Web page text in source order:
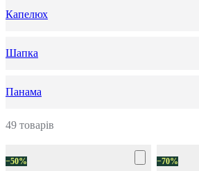
Капелюх
Шапка
Панама
49 товарів
−50% −70%